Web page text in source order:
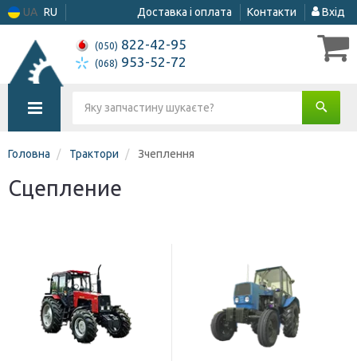
UA RU Доставка і оплата Контакти Вхід
(050) 822-42-95
(068) 953-52-72
Головна Трактори Зчеплення
Сцепление